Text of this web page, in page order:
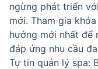
ngừng phát triển
mới. Tham gia
hướng mới nhất để
đáp ứng nhu cầu
Tự tin quản lý spa: